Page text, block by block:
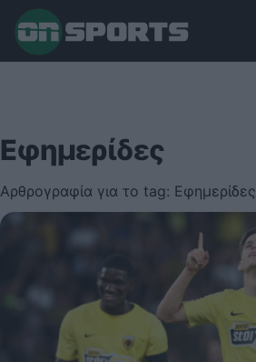
Εφημερίδες
Αρθρογραφία για το tag: Εφημερίδες